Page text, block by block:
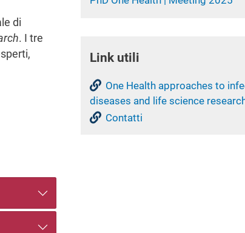
di
. I tre
Link utili
One Health approaches to
diseases and life science
Contatti